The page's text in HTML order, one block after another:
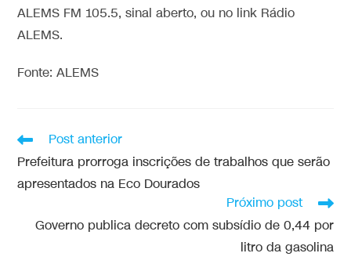
ALEMS FM 105.5, sinal aberto, ou no link Rádio
ALEMS.
Fonte: ALEMS
Post anterior
Prefeitura prorroga inscrições de trabalhos que serão
apresentados na Eco Dourados
Próximo post
Governo publica decreto com subsídio de 0,44 por
litro da gasolina